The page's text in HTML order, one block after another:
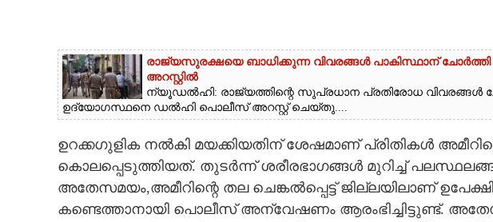
രാജ്യസുരക്ഷയെ ബാധിക്കുന്ന വിവരങ്ങൾ പാകിസ്ഥാന്
അറസ്റ്റിൽ
ന്യൂ‌ഡൽഹി: രാജ്യത്തിന്റെ സുപ്രധാന പ്രതിരോധ വിവരങ്ങൾ
ഉദ്യോഗസ്ഥനെ ഡൽഹി പൊലീസ് അറസ്റ്റ് ചെയ്‌തു....
ഉറക്കഗുളിക നൽകി മയക്കിയതിന് ശേഷമാണ് പ്രിതികൾ
കൊലപ്പെടുത്തിയത്. തുടർന്ന് ശരീരഭാഗങ്ങൾ മുറിച്ച്
അതേസമയം,അമീ‍റിന്റെ തല ചെങ്കൽപ്പെട്ട് ജില്ലയിലാണ്
കണ്ടെത്താനായി പൊലീസ് അന്വേഷണം ആരംഭിച്ചിട്ടുണ്ട്.